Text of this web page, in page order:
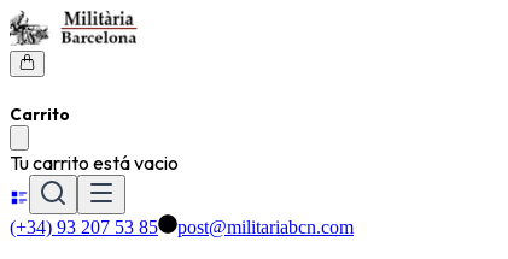
Carrito
Tu carrito está vacio
(+34) 93 207 53 85 post@militariabcn.com